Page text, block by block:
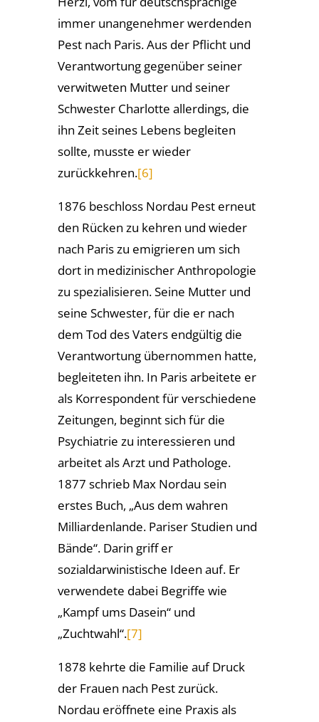
immer unangenehmer werdenden
Pest nach Paris. Aus der Pflicht und
Verantwortung gegenüber seiner
verwitweten Mutter und seiner
Schwester Charlotte allerdings, die
ihn Zeit seines Lebens begleiten
sollte, musste er wieder
zurückkehren.[6]
1876 beschloss Nordau Pest erneut
den Rücken zu kehren und wieder
nach Paris zu emigrieren um sich
dort in medizinischer Anthropologie
zu spezialisieren. Seine Mutter und
seine Schwester, für die er nach
dem Tod des Vaters endgültig die
Verantwortung übernommen hatte,
begleiteten ihn. In Paris arbeitete er
als Korrespondent für verschiedene
Zeitungen, beginnt sich für die
Psychiatrie zu interessieren und
arbeitet als Arzt und Pathologe.
1877 schrieb Max Nordau sein
erstes Buch, „Aus dem wahren
Milliardenlande. Pariser Studien und
Bände“. Darin griff er
sozialdarwinistische Ideen auf. Er
verwendete dabei Begriffe wie
„Kampf ums Dasein“ und
„Zuchtwahl“.[7]
1878 kehrte die Familie auf Druck
der Frauen nach Pest zurück.
Nordau eröffnete eine Praxis als